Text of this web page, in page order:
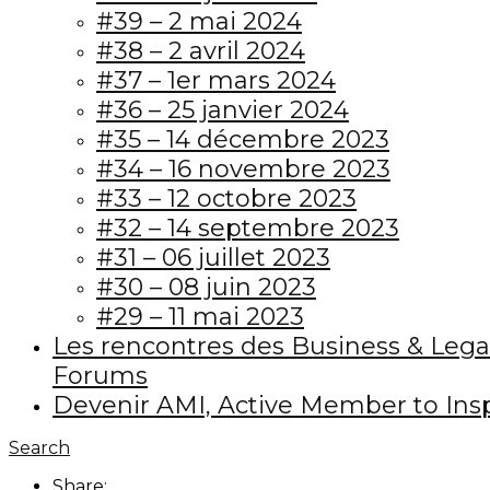
#39 – 2 mai 2024
#38 – 2 avril 2024
#37 – 1er mars 2024
#36 – 25 janvier 2024
#35 – 14 décembre 2023
#34 – 16 novembre 2023
#33 – 12 octobre 2023
#32 – 14 septembre 2023
#31 – 06 juillet 2023
#30 – 08 juin 2023
#29 – 11 mai 2023
Les rencontres des Business & Legal
Forums
Devenir AMI, Active Member to
Search